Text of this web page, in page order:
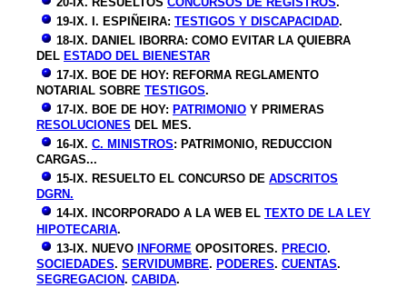
19-IX. I. ESPIÑEIRA: TESTIGOS Y DISCAPACIDAD.
18-IX. DANIEL IBORRA: COMO EVITAR LA QUIEBRA
DEL ESTADO DEL BIENESTAR
17-IX. BOE DE HOY: REFORMA REGLAMENTO
NOTARIAL SOBRE TESTIGOS.
17-IX. BOE DE HOY: PATRIMONIO Y PRIMERAS
RESOLUCIONES DEL MES.
16-IX. C. MINISTROS: PATRIMONIO, REDUCCION
CARGAS...
15-I X. RESUELTO EL CONCURSO DE ADSCRITOS
DGRN.
14-I X. INCORPORADO A LA WEB EL TEXTO DE LA LEY
HIPOTECARIA.
13-I X. NUEVO INFORME OPOSITORES. PRECIO.
SOCIEDADES. SERVIDUMBRE. PODERES. CUENTAS.
SEGREGACION. CABIDA.